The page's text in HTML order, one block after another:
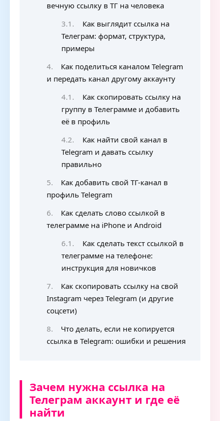
вечную ссылку в ТГ на человека
Как выглядит ссылка на
Телеграм: формат, структура,
примеры
Как поделиться каналом Telegram
и передать канал другому аккаунту
Как скопировать ссылку на
группу в Телеграмме и добавить
её в профиль
Как найти свой канал в
Telegram и давать ссылку
правильно
Как добавить свой ТГ-канал в
профиль Telegram
Как сделать слово ссылкой в
телеграмме на iPhone и Android
Как сделать текст ссылкой в
телеграмме на телефоне:
инструкция для новичков
Как скопировать ссылку на свой
Instagram через Telegram (и другие
соцсети)
Что делать, если не копируется
ссылка в Telegram: ошибки и решения
Зачем нужна ссылка на
Телеграм аккаунт и где её
найти